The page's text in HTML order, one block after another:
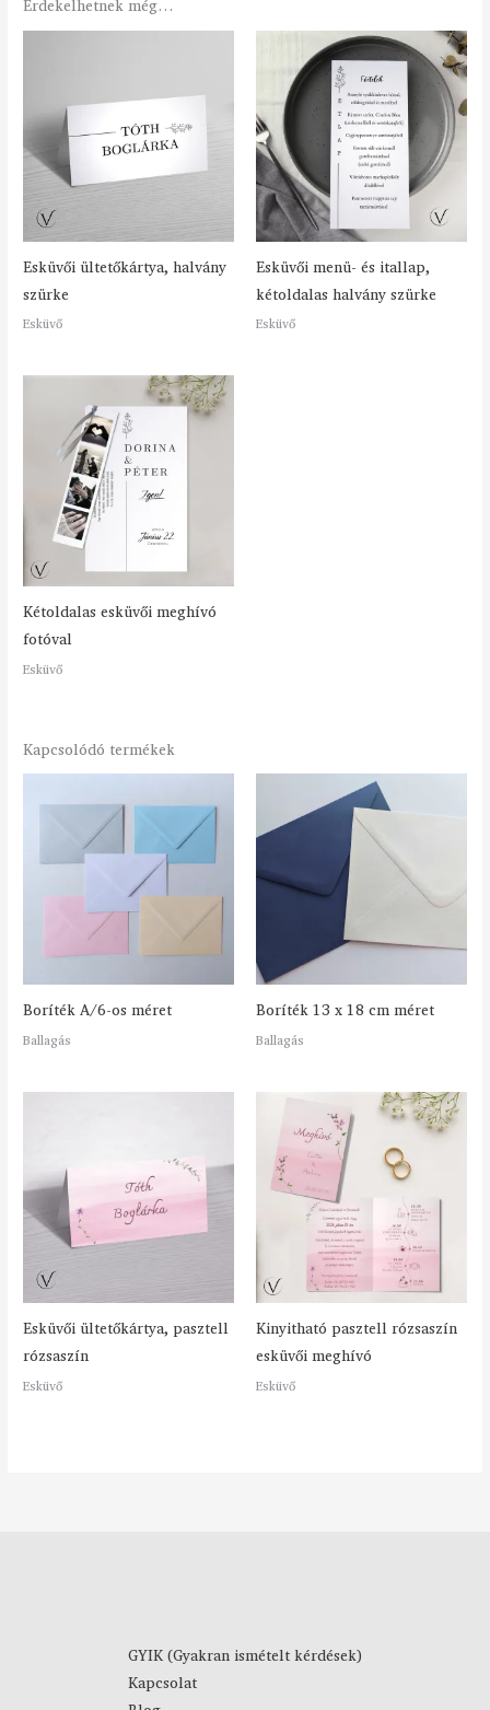
Érdekelhetnek még…
Esküvői ültetőkártya, halvány
szürke
Esküvő
Esküvői menü- és itallap,
kétoldalas halvány szürke
Esküvő
Kétoldalas esküvői meghívó
fotóval
Esküvő
Kapcsolódó termékek
Boríték A/6-os méret
Ballagás
Boríték 13 x 18 cm méret
Ballagás
Esküvői ültetőkártya, pasztell
rózsaszín
Esküvő
Kinyitható pasztell rózsaszín
esküvői meghívó
Esküvő
GYIK (Gyakran ismételt kérdések)
Kapcsolat